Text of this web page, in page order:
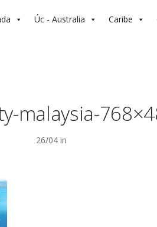
Úc - Australia Caribe
malaysia-
26/04 in